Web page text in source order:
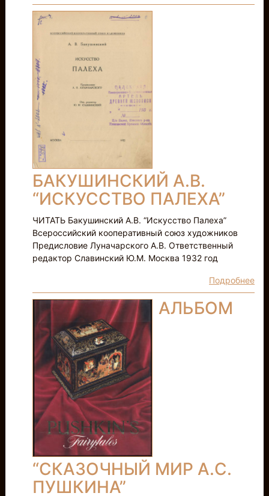
БАКУШИНСКИЙ А.В.
“ИСКУССТВО ПАЛЕХА”
ЧИТАТЬ Бакушинский А.В. “Искусство Палеха”
Всероссийский кооперативный союз художников
Предисловие Луначарского А.В. Ответственный
редактор Славинский Ю.М. Москва 1932 год
Подробнее
АЛЬБОМ
“СКАЗОЧНЫЙ МИР А.С.
ПУШКИНА”